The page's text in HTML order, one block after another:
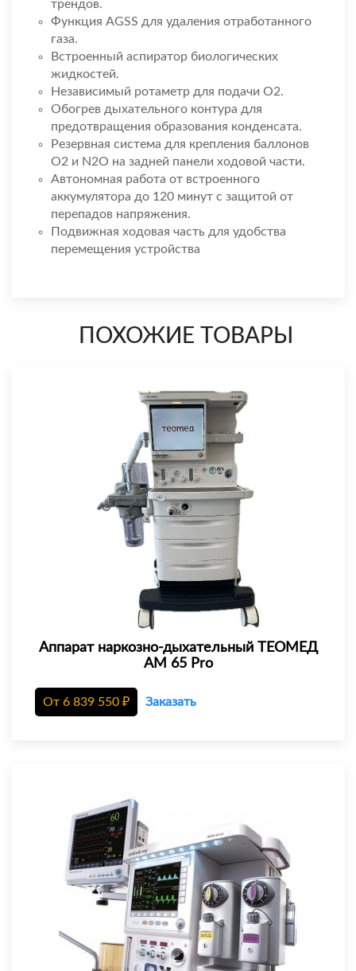
трендов.
Функция AGSS для удаления отработанного
газа.
Встроенный аспиратор биологических
жидкостей.
Независимый ротаметр для подачи О2.
Обогрев дыхательного контура для
предотвращения образования конденсата.
Резервная система для крепления баллонов
О2 и N2O на задней панели ходовой части.
Автономная работа от встроенного
аккумулятора до 120 минут с защитой от
перепадов напряжения.
Подвижная ходовая часть для удобства
перемещения устройства
ПОХОЖИЕ ТОВАРЫ
Аппарат наркозно-дыхательный ТЕОМЕД
АМ 65 Pro
От 6 839 550 ₽ Заказать